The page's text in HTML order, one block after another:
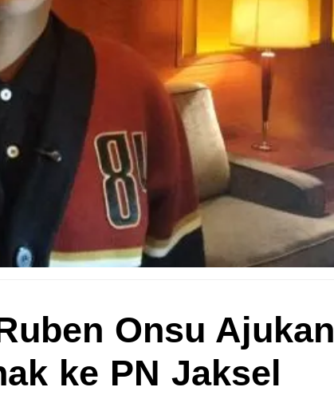
Onsu Ajukan
ke PN Jaksel